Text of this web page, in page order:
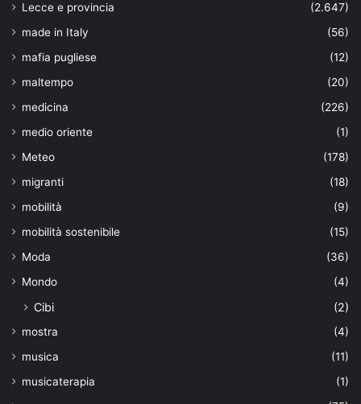
Lecce e provincia
(2.647)
made in Italy
(56)
mafia pugliese
(12)
maltempo
(20)
medicina
(226)
medio oriente
(1)
Meteo
(178)
migranti
(18)
mobilità
(9)
mobilità sostenibile
(15)
Moda
(36)
Mondo
(4)
Cibi (2)
mostra
(4)
musica
(11)
musicaterapia
(1)